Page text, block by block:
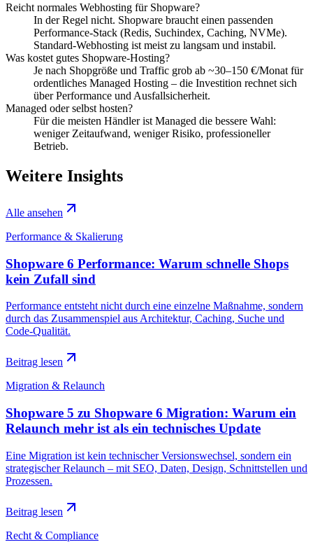
Reicht normales Webhosting für Shopware?
In der Regel nicht. Shopware braucht einen passenden
Performance-Stack (Redis, Suchindex, Caching, NVMe).
Standard-Webhosting ist meist zu langsam und instabil.
Was kostet gutes Shopware-Hosting?
Je nach Shopgröße und Traffic grob ab ~30–150 €/Monat für
ordentliches Managed Hosting – die Investition rechnet sich
über Performance und Ausfallsicherheit.
Managed oder selbst hosten?
Für die meisten Händler ist Managed die bessere Wahl:
weniger Zeitaufwand, weniger Risiko, professioneller
Betrieb.
Weitere Insights
Alle ansehen
Performance & Skalierung
Shopware 6 Performance: Warum schnelle Shops
kein Zufall sind
Performance entsteht nicht durch eine einzelne Maßnahme, sondern
durch das Zusammenspiel aus Architektur, Caching, Suche und
Code-Qualität.
Beitrag lesen
Migration & Relaunch
Shopware 5 zu Shopware 6 Migration: Warum ein
Relaunch mehr ist als ein technisches Update
Eine Migration ist kein technischer Versionswechsel, sondern ein
strategischer Relaunch – mit SEO, Daten, Design, Schnittstellen und
Prozessen.
Beitrag lesen
Recht & Compliance